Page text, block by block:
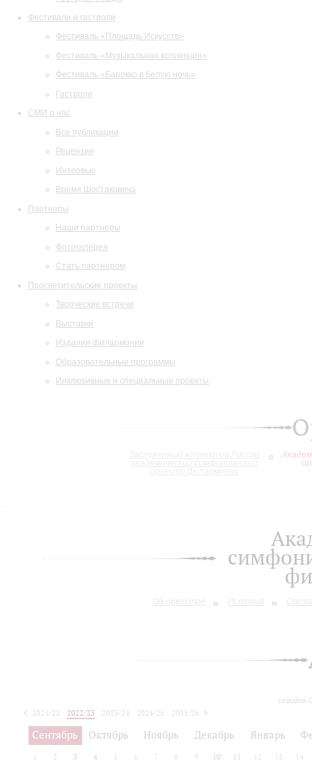
Фестивали и гастроли
Фестиваль «Площадь Искусств»
Фестиваль «Музыкальная коллекция»
Фестиваль «Барокко в белую ночь»
Гастроли
СМИ о нас
Все публикации
Рецензии
Интервью
Время Шостаковича
Партнеры
Наши партнеры
Фотогалерея
Стать партнером
Просветительские проекты
Творческие встречи
Выставки
Издания филармонии
Образовательные программы
Инклюзивные и специальные проекты
Об оркестре История
сегодня
2021/22 2022/23 2023/24 2024/25
2025/26
2026/27
Сентябрь Октябрь Ноябрь Декабрь Январь
2 3 4 5 6 7 8 9 10 11 12 13 14